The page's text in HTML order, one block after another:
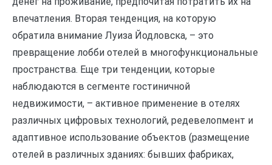
впечатления. Вторая тенденция, на которую
обратила внимание Луиза Йодловска, – это
превращение лобби отелей в многофункциональные
пространства. Еще три тенденции, которые
наблюдаются в сегменте гостиничной
недвижимости, – активное применение в отелях
различных цифровых технологий, редевелопмент и
адаптивное использование объектов (размещение
отелей в различных зданиях: бывших фабриках,